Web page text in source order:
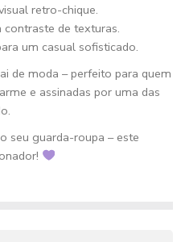
retro-chique.
contraste de texturas.
um casual sofisticado.
de moda – perfeito para quem
e assinadas por uma das
seu guarda-roupa – este